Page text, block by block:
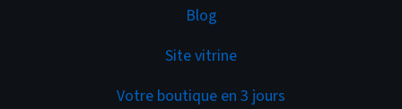
Blog
Site vitrine
Votre boutique en 3 jours